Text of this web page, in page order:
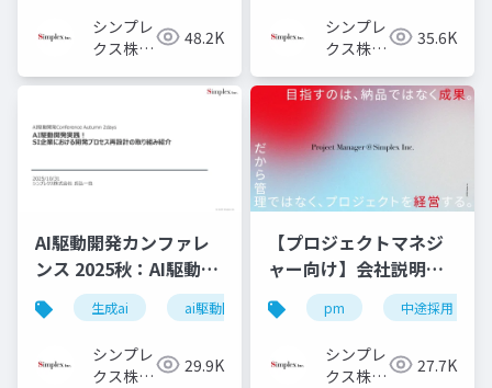
シンプレ
クス株式
48.2K
シンプレ
クス株式
35.6K
AI駆動開発カンファレ
ンス 2025秋：AI駆動開
発実践！ SI企業におけ
る開発プロセス再設計
の取り組み紹介
生成ai ai駆動開発
シンプレ
クス株式
29.9K
【プロジェクトマネジ
ャー向け】会社説明資
料
pm 中途採用
シンプレ
クス株式
27.7K